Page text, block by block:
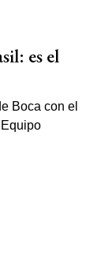
es el